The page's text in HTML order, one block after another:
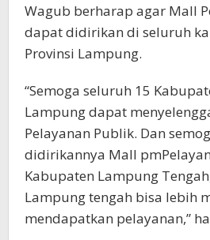
Wagub berharap agar Mall
dapat didirikan di seluruh
Provinsi Lampung.
“Semoga seluruh 15
Lampung dapat
Pelayanan Publik. Dan
didirikannya Mall
Kabupaten Lampung
Lampung tengah bisa lebih
mendapatkan pelayanan,”